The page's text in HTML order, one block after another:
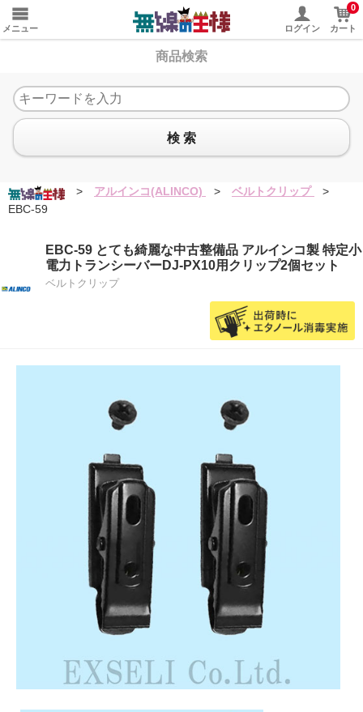
メニュー ログイン
0
カート
商品検索
検 索
> アルインコ(ALINCO) > ベルトクリップ
>
EBC-59
EBC-59 とても綺麗な中古整備品 アルインコ製 特定小
電力トランシーバーDJ-PX10用クリップ2個セット
ベルトクリップ